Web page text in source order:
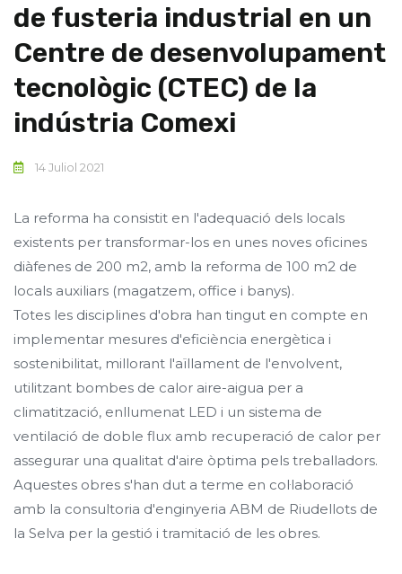
de fusteria industrial en un
Centre de desenvolupament
tecnològic (CTEC) de la
indústria Comexi
14 Juliol 2021
La reforma ha consistit en l'adequació dels locals
existents per transformar-los en unes noves oficines
diàfenes de 200 m2, amb la reforma de 100 m2 de
locals auxiliars (magatzem, office i banys).
Totes les disciplines d'obra han tingut en compte en
implementar mesures d'eficiència energètica i
sostenibilitat, millorant l'aïllament de l'envolvent,
utilitzant bombes de calor aire-aigua per a
climatització, enllumenat LED i un sistema de
ventilació de doble flux amb recuperació de calor per
assegurar una qualitat d'aire òptima pels treballadors.
Aquestes obres s'han dut a terme en col·laboració
amb la consultoria d'enginyeria ABM de Riudellots de
la Selva per la gestió i tramitació de les obres.